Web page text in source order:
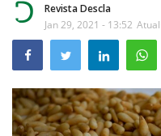
...by Descla
Desporto
Contactos
Revista Descla
Jan 29, 2021 - 13:52